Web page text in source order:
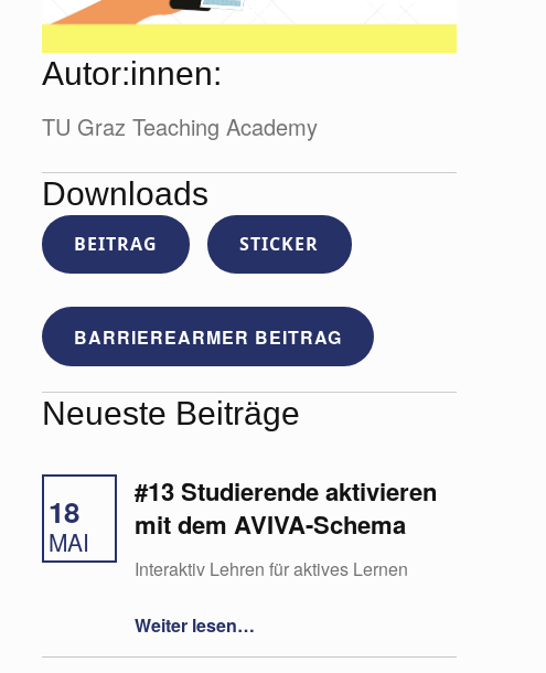
Autor:innen:
TU Graz Teaching Academy
Downloads
BEITRAG STICKER
BARRIEREARMER BEITRAG
Neueste Beiträge
18
MAI
#13 Studierende aktivieren
mit dem AVIVA-Schema
Interaktiv Lehren für aktives Lernen
Weiter lesen“#13 Studierende aktivieren mit dem AVIVA-Schema”
…